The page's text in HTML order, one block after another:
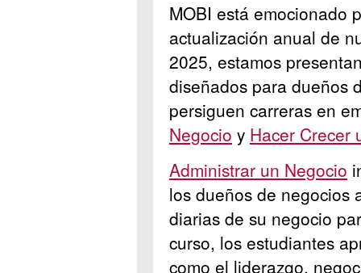
MOBI está emocionado
actualización anual de
2025, estamos
diseñados para dueños
persiguen carreras en
Negocio y Hacer Crecer
Administrar un Negocio
los dueños de negocios
diarias de su negocio
curso, los estudiantes
como el liderazgo,